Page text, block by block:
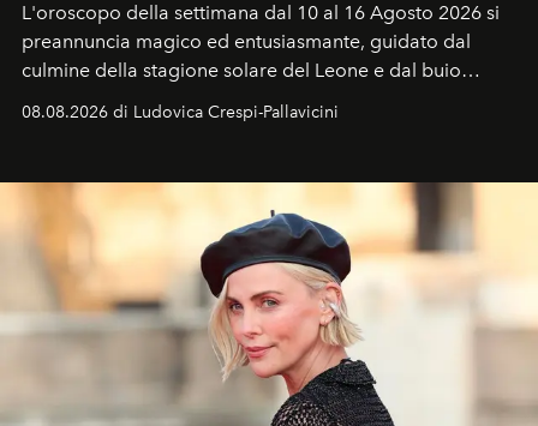
L'oroscopo della settimana dal 10 al 16 Agosto 2026 si
preannuncia magico ed entusiasmante, guidato dal
culmine della stagione solare del Leone e dal buio
favorevole della Luna nuova in Leone del 12 agosto,
ideale per la notte delle Perseidi.
08.08.2026 di Ludovica Crespi-Pallavicini